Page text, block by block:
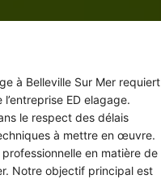
à Belleville Sur Mer requiert
ED elagage.
le respect des délais
à mettre en œuvre.
en matière de
Notre objectif principal est